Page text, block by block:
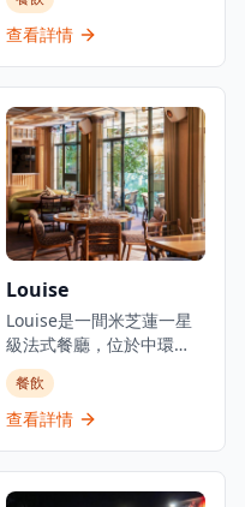
血統。餐廳佔地3,000平方
呎，由資深廚藝團隊領
配佳餚的會席料理，同時
提供廚師發辦壽司料理及
各式地道和食選擇。餐廳
專注於無菜單料理及會席
晚餐體驗，體現日本飲食
文化中「時令食材」的精
神。季節性輪換的無菜單
帶領食客展開多道菜式的
美食之旅。餐廳位於H
Queen's，提供精緻用餐
體驗，採預約制服務。
查看詳情
Louise
Louise是一間米芝蓮一星
級法式餐廳，位於中環
PMQ（前已婚警察宿舍）
的兩層歷史建築內，是香
港的創意中心。這是JIA
Royer（前亞洲50最佳餐廳
餐飲
查看詳情